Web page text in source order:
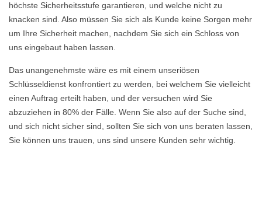
höchste Sicherheitsstufe garantieren, und welche nicht zu
knacken sind. Also müssen Sie sich als Kunde keine Sorgen mehr
um Ihre Sicherheit machen, nachdem Sie sich ein Schloss von
uns eingebaut haben lassen.
Das unangenehmste wäre es mit einem unseriösen
Schlüsseldienst konfrontiert zu werden, bei welchem Sie vielleicht
einen Auftrag erteilt haben, und der versuchen wird Sie
abzuziehen in 80% der Fälle. Wenn Sie also auf der Suche sind,
und sich nicht sicher sind, sollten Sie sich von uns beraten lassen,
Sie können uns trauen, uns sind unsere Kunden sehr wichtig.